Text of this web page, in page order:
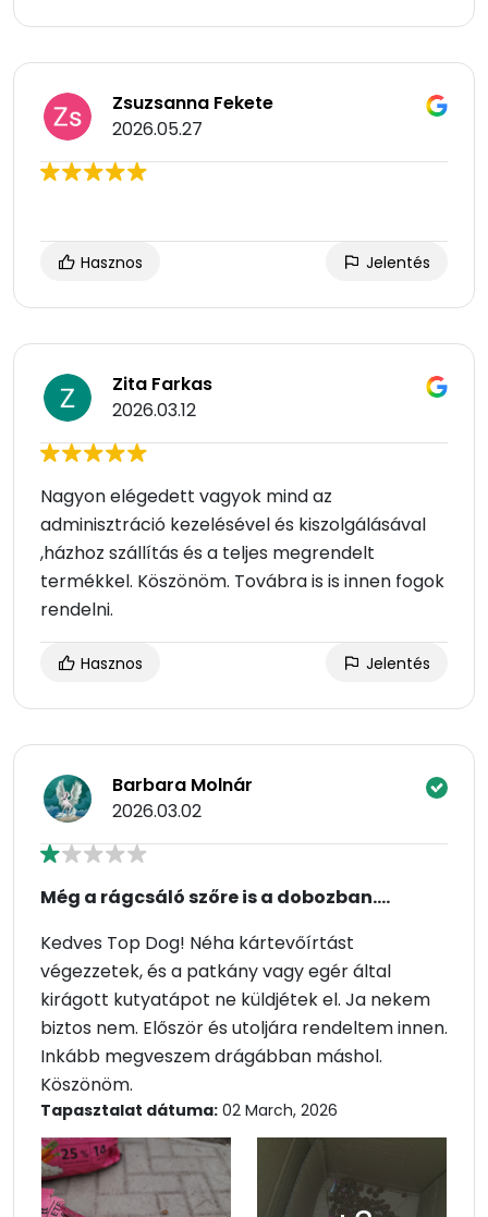
Zsuzsanna Fekete
2026.05.27
Hasznos Jelentés
Zita Farkas
2026.03.12
Nagyon elégedett vagyok mind az
adminisztráció kezelésével és kiszolgálásával
,házhoz szállítás és a teljes megrendelt
termékkel. Köszönöm. Továbra is is innen fogok
rendelni.
Hasznos Jelentés
Barbara Molnár
2026.03.02
Még a rágcsáló szőre is a dobozban....
Kedves Top Dog! Néha kártevőírtást
végezzetek, és a patkány vagy egér által
kirágott kutyatápot ne küldjétek el. Ja nekem
biztos nem. Először és utoljára rendeltem innen.
Inkább megveszem drágábban máshol.
Köszönöm.
Tapasztalat dátuma: 02 March, 2026